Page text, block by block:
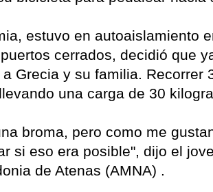
estuvo en autoaislamiento
cerrados, decidió que
Grecia y su familia. Recorrer
una carga de 30
broma, pero como me
si eso era posible", dijo el
de Atenas (AMNA) .